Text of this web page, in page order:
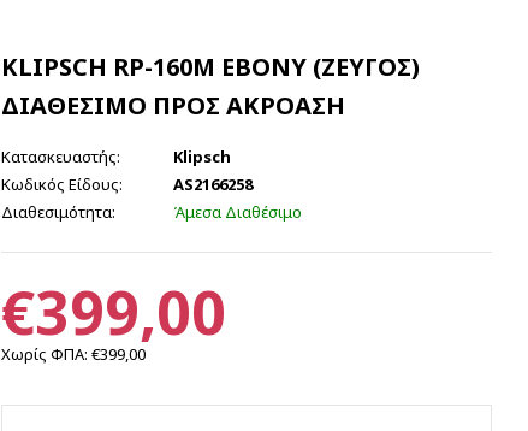
KLIPSCH RP-160M EBONY (ΖΕΥΓΟΣ)
ΔΙΑΘΕΣΙΜΟ ΠΡΟΣ ΑΚΡΟΑΣΗ
Κατασκευαστής:
Klipsch
Κωδικός Είδους:
AS2166258
Διαθεσιμότητα:
Άμεσα Διαθέσιμο
€399,00
Χωρίς ΦΠΑ: €399,00